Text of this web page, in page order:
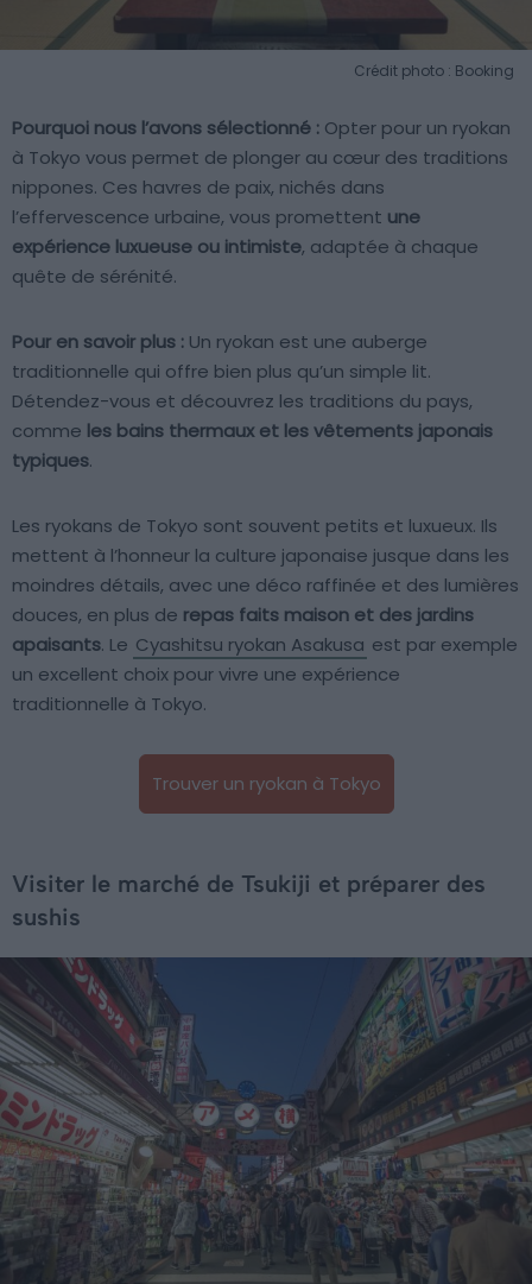
Crédit photo : Booking
Pourquoi nous l’avons sélectionné : Opter pour un ryokan
à Tokyo vous permet de plonger au cœur des traditions
nippones. Ces havres de paix, nichés dans
l’effervescence urbaine, vous promettent une
expérience luxueuse ou intimiste, adaptée à chaque
quête de sérénité.
Pour en savoir plus : Un ryokan est une auberge
traditionnelle qui offre bien plus qu’un simple lit.
Détendez-vous et découvrez les traditions du pays,
comme les bains thermaux et les vêtements japonais
typiques.
Les ryokans de Tokyo sont souvent petits et luxueux. Ils
mettent à l’honneur la culture japonaise jusque dans les
moindres détails, avec une déco raffinée et des lumières
douces, en plus de repas faits maison et des jardins
apaisants. Le Cyashitsu ryokan Asakusa est par exemple
un excellent choix pour vivre une expérience
traditionnelle à Tokyo.
Trouver un ryokan à Tokyo
Visiter le marché de Tsukiji et préparer des
sushis